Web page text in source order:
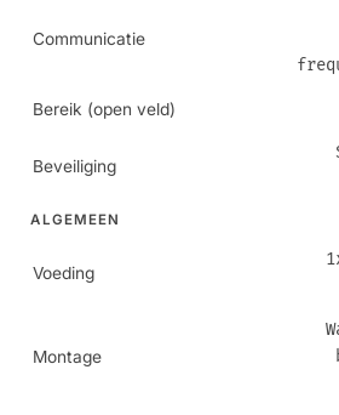
Communicatie
Bereik (open veld)
Beveiliging
ALGEMEEN
Voeding
Montage